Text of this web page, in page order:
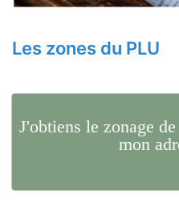
Les zones du PLU
J'obtiens le zonage
mon